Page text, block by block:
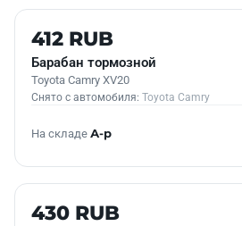
Б/У В НАЛИЧИИ
412 RUB
Барабан тормозной
Toyota Camry XV20
Снято с автомобиля: Toyota Camry
На складе А-р
Б/У В НАЛИЧИИ
430 RUB